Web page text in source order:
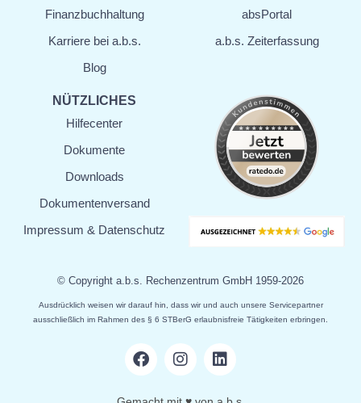
Finanz­buchhaltung
Karriere bei a.b.s.
Blog
absPortal
a.b.s. Zeiterfassung
NÜTZLICHES
Hilfecenter
Dokumente
Downloads
Dokumenten­versand
Impressum & Datenschutz
© Copyright a.b.s. Rechenzentrum GmbH 1959-2026
Ausdrücklich weisen wir darauf hin, dass wir und auch unsere Servicepartner
ausschließlich im Rahmen des § 6 STBerG erlaubnisfreie Tätigkeiten erbringen.